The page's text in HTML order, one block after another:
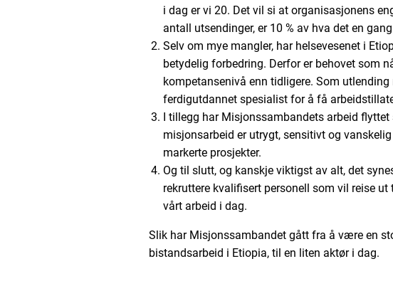
i dag er vi 20. Det vil si at organisasjonens
antall utsendinger, er 10 % av hva det en
Selv om mye mangler, har helsevesenet i
betydelig forbedring. Derfor er behovet som
kompetansenivå enn tidligere. Som
ferdigutdannet spesialist for å få
I tillegg har Misjonssambandets arbeid flyttet
misjonsarbeid er utrygt, sensitivt og
markerte prosjekter.
Og til slutt, og kanskje viktigst av alt, det
rekruttere kvalifisert personell som vil reise ut
vårt arbeid i dag.
Slik har Misjonssambandet gått fra å være en
bistandsarbeid i Etiopia, til en liten aktør i dag.